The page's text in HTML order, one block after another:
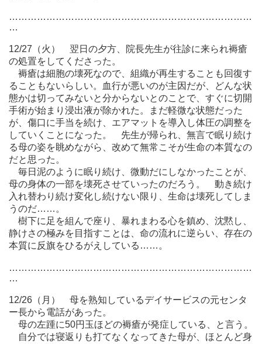
……………………………………………………………………
…
12/27（火） 翌日の夕方、院長先生が往診に来られ褥瘡
の処置をしてくださった。
褥瘡は細胞の壊死なので、組織が再生することも回復す
ることもないらしい。血行が悪いのが主因だが、どんな状
態かは切ってみないと分からないとのことで、すぐに切開
手術が始まり浸出液が除かれた。まだ軽微な状態だった
が、傷口に手当を続け、エアマットを導入し体圧の調整を
していくことになった。 先生が帰られ、無言で眠り続け
る母の姿を眺めながら、改めて無常こそが生命の本質なの
だと思った。
毎日泥のように眠り続け、微動だにしなかったことが、
母の身体の一部を壊死させていったのだろう。 動き続け
入れ替わり続け変化し続けない限り、生命は壊死してしま
うのだ……。
樹下に足を組んで座り、暴れまわる心を鎮め、沈黙し、
静けさの極みを目指すことは、命の流れに逆らい、存在の
本質に反旗をひるがえしている……。
……………………………………………………………………
…
12/26（月） 母を熟知しているデイサービスの元センタ
ー長から電話があった。
母の左踵に50円玉ほどの褥瘡が発症している、と言う。
自分では寝返りも打てなくなってきた母が、ほとんど身